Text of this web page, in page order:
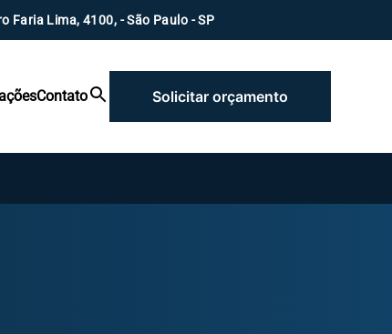
Faria Lima, 4100, - São Paulo - SP
Contato Solicitar orçamento